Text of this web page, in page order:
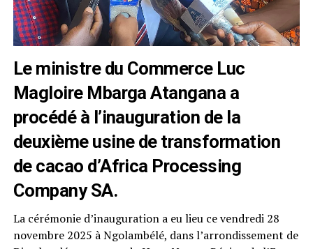
Le ministre du Commerce Luc
Magloire Mbarga Atangana a
procédé à l’inauguration de la
deuxième usine de transformation
de cacao d’Africa Processing
Company SA.
La cérémonie d’inauguration a eu lieu ce vendredi 28
novembre 2025 à Ngolambélé, dans l’arrondissement de